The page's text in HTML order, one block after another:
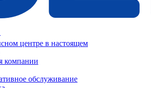
центре в настоящем
компании
обслуживание